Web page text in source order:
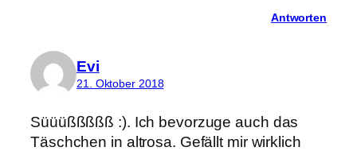
Antworten
Evi
21. Oktober 2018
Süüüßßßßß :). Ich bevorzuge auch das
Täschchen in altrosa. Gefällt mir wirklich